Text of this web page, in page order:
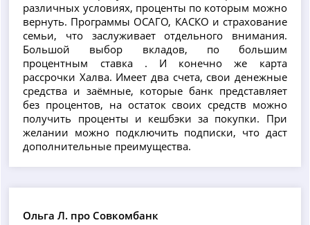
различных условиях, проценты по которым можно
вернуть. Программы ОСАГО, КАСКО и страхование
семьи, что заслуживает отдельного внимания.
Большой выбор вкладов, по большим
процентным ставка . И конечно же карта
рассрочки Халва. Имеет два счета, свои денежные
средства и заёмные, которые банк представляет
без процентов, на остаток своих средств можно
получить проценты и кешбэки за покупки. При
желании можно подключить подписки, что даст
дополнительные преимущества.
Ольга Л. про Совкомбанк